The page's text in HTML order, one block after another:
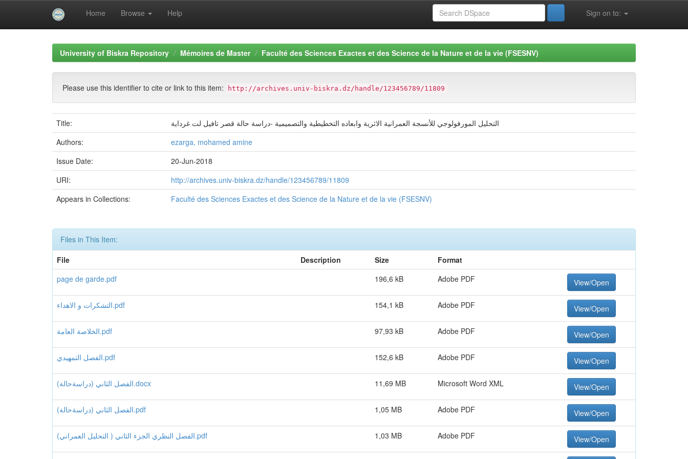
Home Browse Help Sign on to:
University of Biskra Repository Mémoires de Master Faculté des Sciences Exactes et des Science de la Nature et de la vie (FSESNV)
Please use this identifier to cite or link to this item: http://archives.univ-biskra.dz/handle/123456789/11809
Title:
التحليل المورفولوجي للأنسجة العمرانية الاثرية وابعاده التخطيطية والتصميمية -دراسة حالة قصر تافيل لت غرداية
Authors:
ezarga, mohamed amine
Issue Date:
20-Jun-2018
URI:
http://archives.univ-biskra.dz/handle/123456789/11809
Appears in Collections:
Faculté des Sciences Exactes et des Science de la Nature et de la vie (FSESNV)
Files in This Item:
File
Description Size
Format
page de garde.pdf
196,6 kB Adobe PDF View/Open
التشكرات و الاهداء.pdf 154,1 kB Adobe PDF View/Open
الخلاصة العامة.pdf 97,93 kB Adobe PDF View/Open
الفصل التمهيدي.pdf 152,6 kB Adobe PDF View/Open
الفصل الثاني (دراسةحالة).docx 11,69 MB Microsoft Word XML View/Open
الفصل الثاني (دراسةحالة).pdf 1,05 MB Adobe PDF View/Open
الفصل النظري الجزء الثاني ( التحليل العمراني).pdf 1,03 MB Adobe PDF View/Open